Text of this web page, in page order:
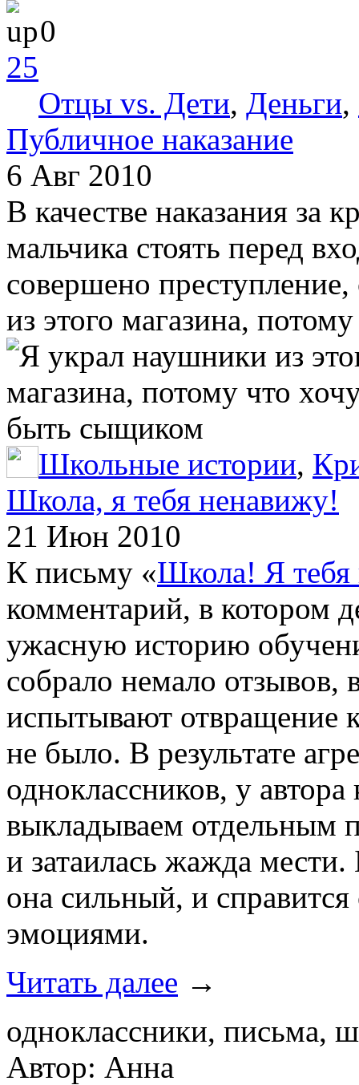
0
25
Отцы vs. Дети, Деньги,
Публичное наказание
6 Авг 2010
В качестве наказания за
мальчика стоять перед
совершено
из этого магазина,
Школьные истории,
Школа, я тебя ненавижу!
21 Июн 2010
К письму «Школа! Я тебя
комментарий, в котором
ужасную историю
собрало немало отзывов,
испытывают отвращение
не было. В результате
одноклассников, у
выкладываем отдельным
и затаилась жажда мести.
она сильный, и
эмоциями.
Читать далее →
одноклассники, письма,
Автор: Анна